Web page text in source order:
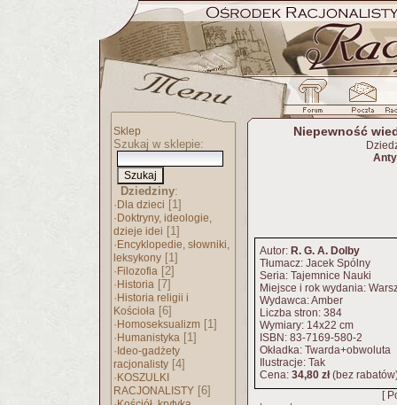
Sklep
Szukaj w sklepie:
Dziedziny:
· Dla dzieci [1]
· Doktryny, ideologie,
dzieje idei [1]
· Encyklopedie, słowniki,
leksykony [1]
· Filozofia [2]
· Historia [7]
· Historia religii i
Kościoła [6]
· Homoseksualizm [1]
· Humanistyka [1]
· Ideo-gadżety
racjonalisty [4]
· KOSZULKI
RACJONALISTY [6]
Niepewność
Autor: R. G. A. Dolby
Tłumacz: Jacek Spólny
Seria: Tajemnice Nauki
Miejsce i rok wydania:
Wydawca: Amber
Liczba stron: 384
Wymiary: 14x22 cm
ISBN: 83-7169-580-2
Okładka: Twarda+obwoluta
Ilustracje: Tak
Cena: 34,80 zł(bez
[